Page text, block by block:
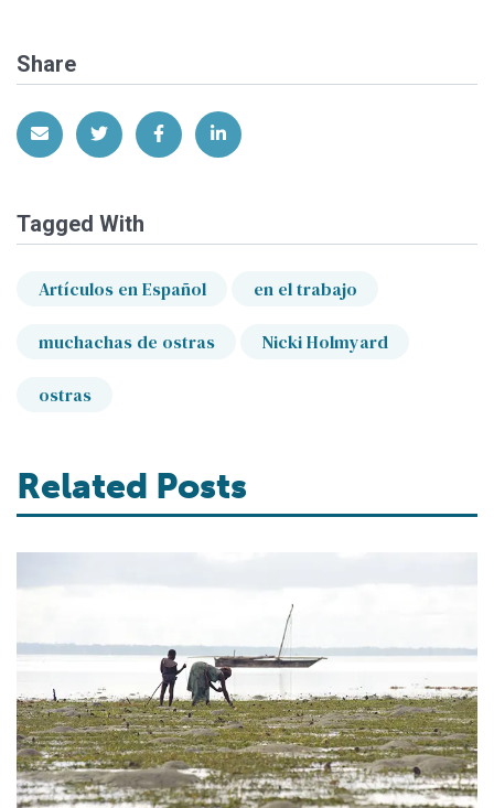
Share
Share via EmailShare on Twitter
Share on Facebook
Share on LinkedIn
Tagged With
Artículos en Español en el trabajo
muchachas de ostras Nicki Holmyard
ostras
Related Posts